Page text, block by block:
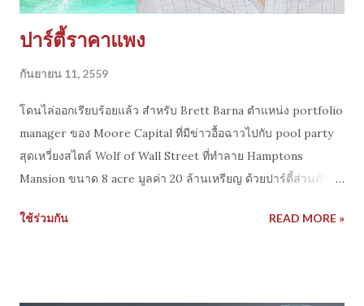
ปาร์ตี้ราคาแพง
กันยายน 11, 2559
โดนไล่ออกเรียบร้อยแล้ว สำหรับ Brett Barna ตำแหน่ง portfolio
manager ของ Moore Capital ที่มีข่าวอื้อฉาวไปกับ pool party
สุดเหวี่ยงสไตล์ Wolf of Wall Street ที่ทำลาย Hamptons
Mansion ขนาด 8 acre มูลค่า 20 ล้านเหรียญ ด้วยปาร์ตี้ส่วนตัว
เหวี่ยง กับแขกเกือบ 1000 คน ธรรมดาจัดปาร์ตี้ที่บ้านตัวเองคงไม่มี
ใช้ร่วมกัน READ MORE »